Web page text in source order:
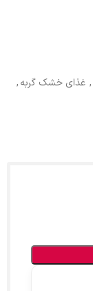
, غذای خشک گربه,